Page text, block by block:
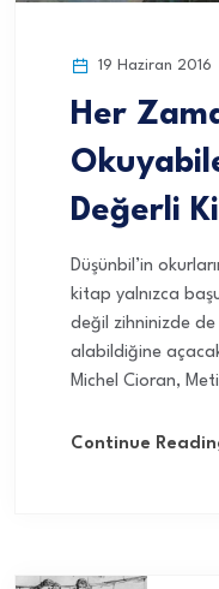
19 Haziran 2016
Her
Değerli
Düşünbil’in
kitap yalnızca
değil zihninizde
alabildiğine
Michel Cioran,
Continue